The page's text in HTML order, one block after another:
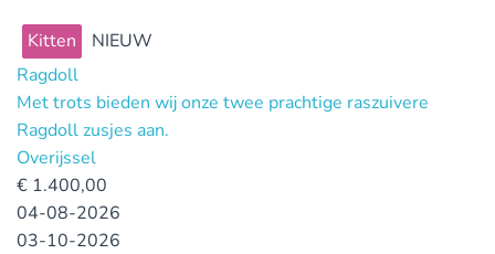
Kitten
NIEUW
Ragdoll
Met trots bieden wij onze twee prachtige raszuivere
Ragdoll zusjes aan.
Overijssel
€ 1.400,00
04-08-2026
03-10-2026